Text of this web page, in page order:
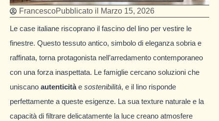
FrancescoPubblicato il Marzo 15, 2026
Le case italiane riscoprano il fascino del lino per vestire le
finestre. Questo tessuto antico, simbolo di eleganza sobria e
raffinata, torna protagonista nell’arredamento contemporaneo
con una forza inaspettata. Le famiglie cercano soluzioni che
uniscano autenticitàe sostenibilità, e il lino risponde
perfettamente a queste esigenze. La sua texture naturale e la
capacità di filtrare delicatamente la luce creano atmosfere